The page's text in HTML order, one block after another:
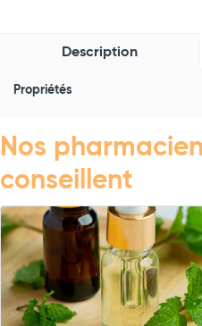
Description
Propriétés
Nos
conseillent